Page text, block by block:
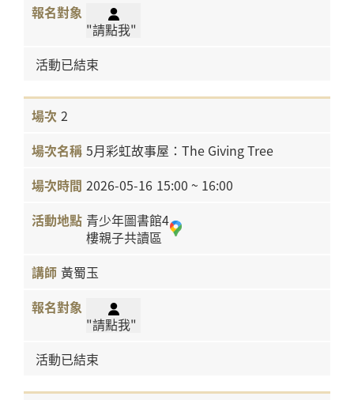
"請點我"
活動已結束
2
5月彩虹故事屋：The Giving Tree
2026-05-16 15:00 ~ 16:00
青少年圖書館4
樓親子共讀區
黃蜀玉
"請點我"
活動已結束